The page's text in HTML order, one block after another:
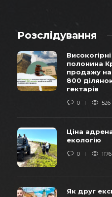
Розслідування
полонина
продажу на
800
гектарів
0 526
Ціна
екологію
0 1176
Як друг